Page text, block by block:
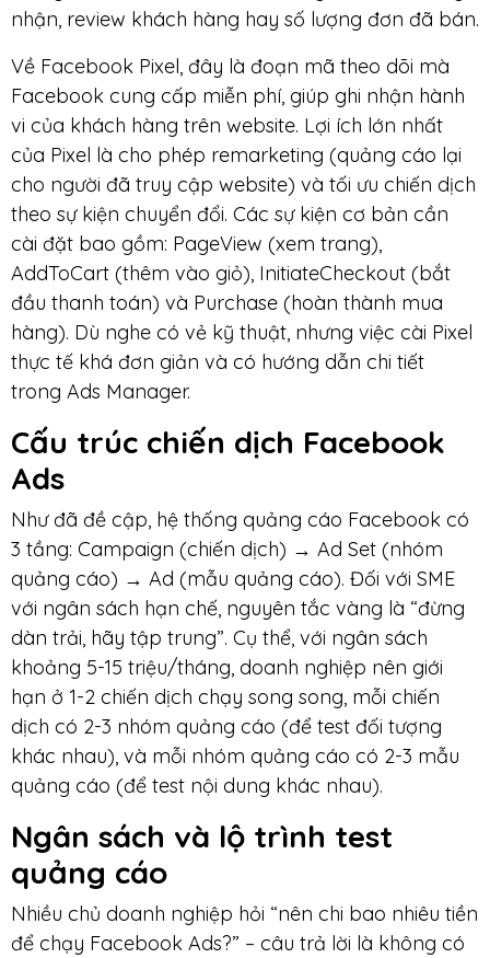
nhận, review khách hàng hay số lượng đơn đã bán.
Về Facebook Pixel, đây là đoạn mã theo dõi mà
Facebook cung cấp miễn phí, giúp ghi nhận hành
vi của khách hàng trên website. Lợi ích lớn nhất
của Pixel là cho phép remarketing (quảng cáo lại
cho người đã truy cập website) và tối ưu chiến dịch
theo sự kiện chuyển đổi. Các sự kiện cơ bản cần
cài đặt bao gồm: PageView (xem trang),
AddToCart (thêm vào giỏ), InitiateCheckout (bắt
đầu thanh toán) và Purchase (hoàn thành mua
hàng). Dù nghe có vẻ kỹ thuật, nhưng việc cài Pixel
thực tế khá đơn giản và có hướng dẫn chi tiết
trong Ads Manager.
Cấu trúc chiến dịch Facebook
Ads
Như đã đề cập, hệ thống quảng cáo Facebook có
3 tầng: Campaign (chiến dịch) → Ad Set (nhóm
quảng cáo) → Ad (mẫu quảng cáo). Đối với SME
với ngân sách hạn chế, nguyên tắc vàng là “đừng
dàn trải, hãy tập trung”. Cụ thể, với ngân sách
khoảng 5-15 triệu/tháng, doanh nghiệp nên giới
hạn ở 1-2 chiến dịch chạy song song, mỗi chiến
dịch có 2-3 nhóm quảng cáo (để test đối tượng
khác nhau), và mỗi nhóm quảng cáo có 2-3 mẫu
quảng cáo (để test nội dung khác nhau).
Ngân sách và lộ trình test
quảng cáo
Nhiều chủ doanh nghiệp hỏi “nên chi bao nhiêu tiền
để chạy Facebook Ads?” – câu trả lời là không có